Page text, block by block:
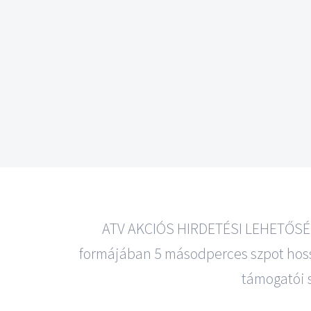
ATV AKCIÓS HIRDETÉSI
formájában 5 másodperces szpot
támogatói